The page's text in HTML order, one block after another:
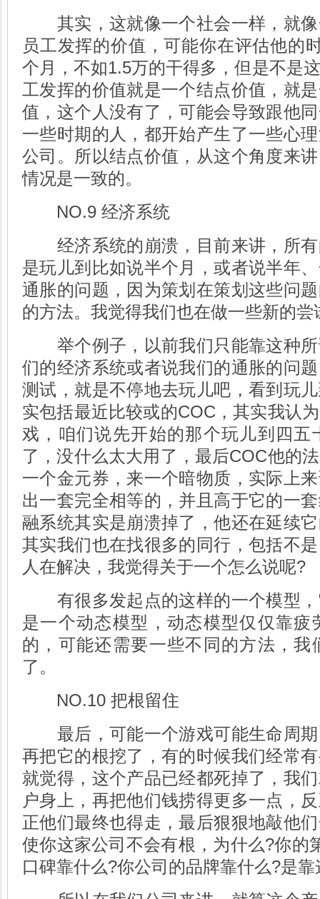
其实，这就像一个社会一样，就像
员工发挥的价值，可能你在评估他的
个月，不如1.5万的干得多，但是不是
工发挥的价值就是一个结点价值，就
值，这个人没有了，可能会导致跟他
一些时期的人，都开始产生了一些心
公司。所以结点价值，从这个角度来
情况是一致的。
NO.9 经济系统
经济系统的崩溃，目前来讲，所有
是玩儿到比如说半个月，或者说半年
通胀的问题，因为策划在策划这些问
的方法。我觉得我们也在做一些新的尝
举个例子，以前我们只能靠这种所
们的经济系统或者说我们的通胀的问
测试，就是不停地去玩儿吧，看到玩
实包括最近比较或的COC，其实我认
戏，咱们说先开始的那个玩儿到四五
了，没什么太大用了，最后COC他的
一个金元券，来一个暗物质，实际上
出一套完全相等的，并且高于它的一
融系统其实是崩溃掉了，他还在延续
其实我们也在找很多的同行，包括不
人在解决，我觉得关于一个怎么说呢?
有很多发起点的这样的一个模型，
是一个动态模型，动态模型仅仅靠疲
的，可能还需要一些不同的方法，我
了。
NO.10 把根留住
最后，可能一个游戏可能生命周期
再把它的根挖了，有的时候我们经常
就觉得，这个产品已经都死掉了，我
户身上，再把他们钱捞得更多一点，
正他们最终也得走，最后狠狠地敲他
使你这家公司不会有根，为什么?你的
口碑靠什么?你公司的品牌靠什么?是